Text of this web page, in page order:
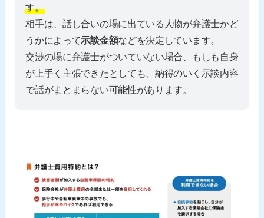
す。
相手は、話し合いの場に出ている人物が弁護士かど
うかによって示談金額などを決定しています。
交渉の場に弁護士がついていない場合、もしも自身
が上手く主張できたとしても、納得のいく示談内容
で話がまとまらない可能性があります。